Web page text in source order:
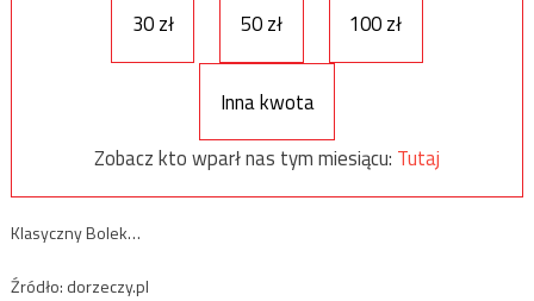
30 zł 50 zł 100 zł
Inna kwota
Zobacz kto wparł nas tym miesiącu: Tutaj
Klasyczny Bolek…
Źródło: dorzeczy.pl